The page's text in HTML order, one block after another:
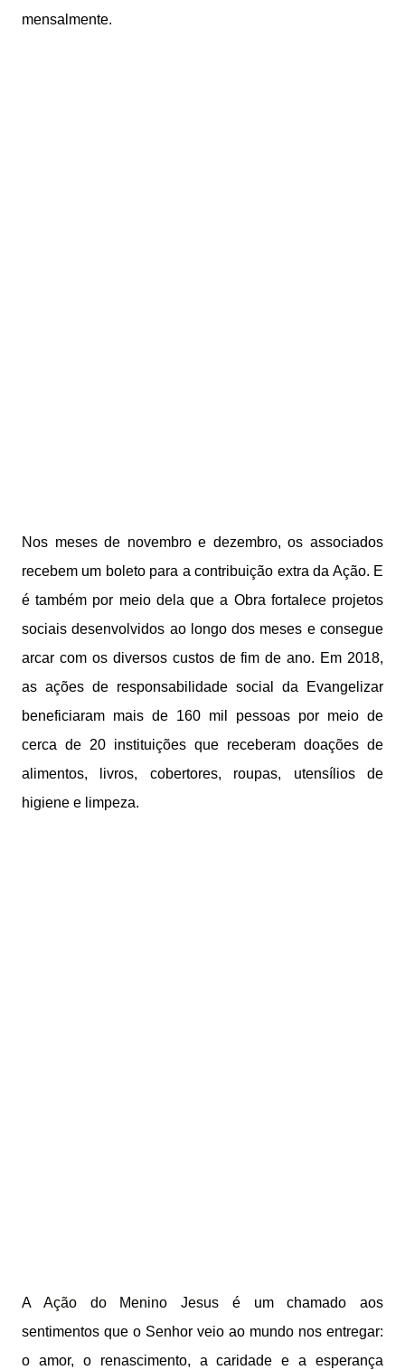
mensalmente.
Nos meses de novembro e dezembro, os associados
recebem um boleto para a contribuição extra da Ação. E
é também por meio dela que a Obra fortalece projetos
sociais desenvolvidos ao longo dos meses e consegue
arcar com os diversos custos de fim de ano. Em 2018,
as ações de responsabilidade social da Evangelizar
beneficiaram mais de 160 mil pessoas por meio de
cerca de 20 instituições que receberam doações de
alimentos, livros, cobertores, roupas, utensílios de
higiene e limpeza.
A Ação do Menino Jesus é um chamado aos
sentimentos que o Senhor veio ao mundo nos entregar:
o amor, o renascimento, a caridade e a esperança